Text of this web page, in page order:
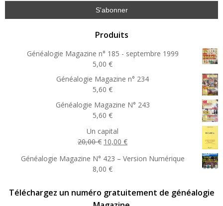
Produits
Généalogie Magazine n° 185 - septembre 1999
5,00 €
Généalogie Magazine n° 234
5,60 €
Généalogie Magazine N° 243
5,60 €
Un capital
20,00€ Le
initial
était :
10,00 €Le
actuel
Généalogie Magazine N° 423 – Version Numérique
8,00 €
Téléchargez un numéro gratuitement de généalogie